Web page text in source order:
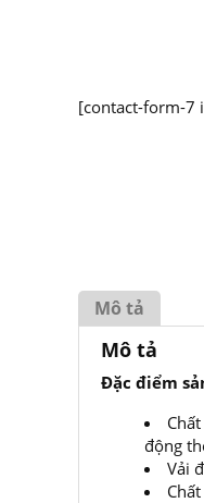
[contact-form-7
Mô tả
Mô tả
Đặc điểm
động
Vải